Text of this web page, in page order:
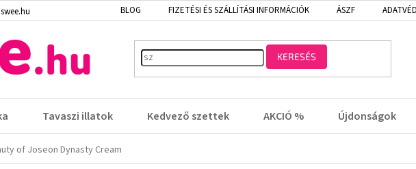
BLOG FIZETÉSI ÉS SZÁLLÍTÁSI INFORMÁCIÓK ÁSZF
KERESÉS
Tavaszi illatok Kedvező szettek AKCIÓ % Újdonságok
of Joseon Dynasty Cream